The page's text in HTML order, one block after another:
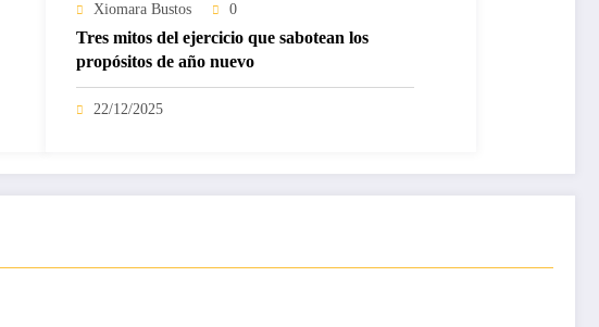
Xiomara Bustos 0
Tres mitos del ejercicio que sabotean los
propósitos de año nuevo
22/12/2025